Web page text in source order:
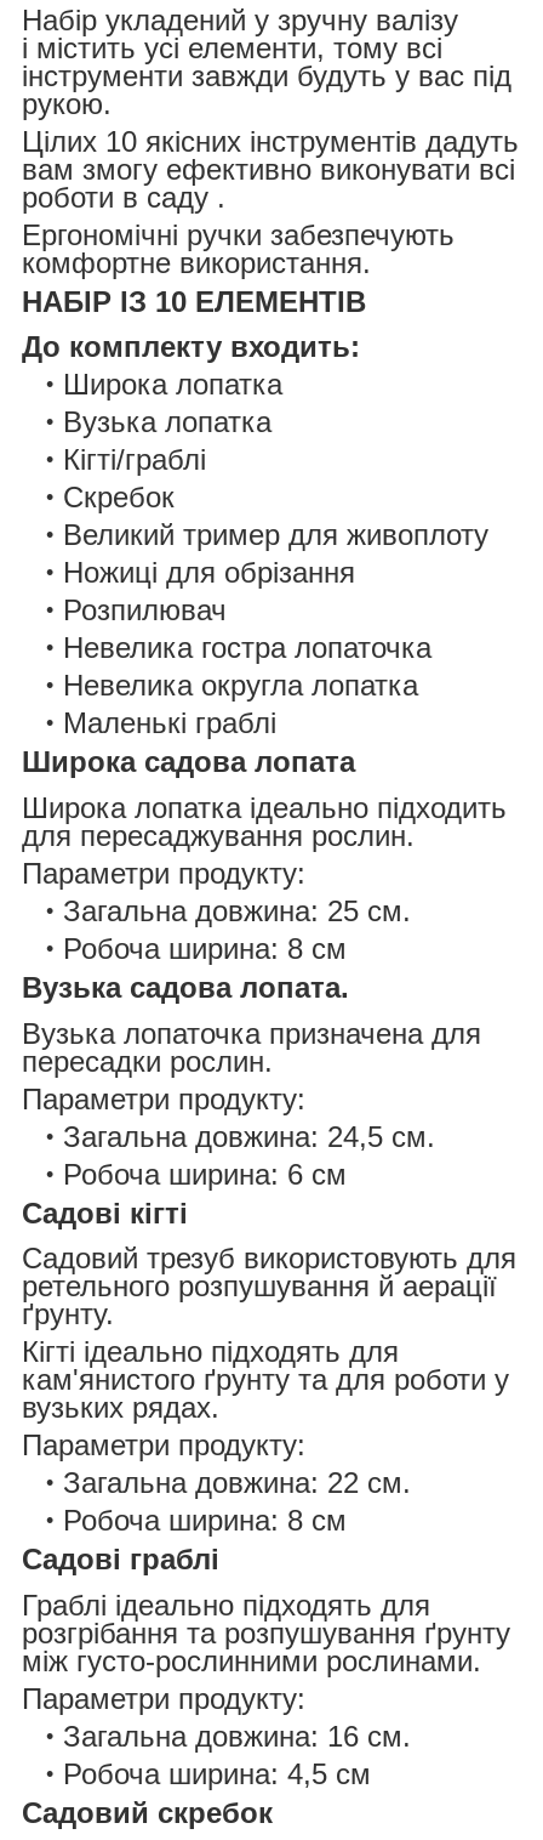
Набір укладений у зручну валізу
і містить усі елементи, тому всі
інструменти завжди будуть у вас під
рукою.
Цілих 10 якісних інструментів дадуть
вам змогу ефективно виконувати всі
роботи в саду .
Ергономічні ручки забезпечують
комфортне використання.
НАБІР ІЗ 10 ЕЛЕМЕНТІВ
До комплекту входить:
Широка лопатка
Вузька лопатка
Кігті/граблі
Скребок
Великий тример для живоплоту
Ножиці для обрізання
Розпилювач
Невелика гостра лопаточка
Невелика округла лопатка
Маленькі граблі
Широка садова лопата
Широка лопатка ідеально підходить
для пересаджування рослин.
Параметри продукту:
Загальна довжина: 25 см.
Робоча ширина: 8 см
Вузька садова лопата.
Вузька лопаточка призначена для
пересадки рослин.
Параметри продукту:
Загальна довжина: 24,5 см.
Робоча ширина: 6 см
Садові кігті
Садовий трезуб використовують для
ретельного розпушування й аерації
ґрунту.
Кігті ідеально підходять для
кам'янистого ґрунту та для роботи у
вузьких рядах.
Параметри продукту:
Загальна довжина: 22 см.
Робоча ширина: 8 см
Садові граблі
Граблі ідеально підходять для
розгрібання та розпушування ґрунту
між густо-рослинними рослинами.
Параметри продукту:
Загальна довжина: 16 см.
Робоча ширина: 4,5 см
Садовий скребок